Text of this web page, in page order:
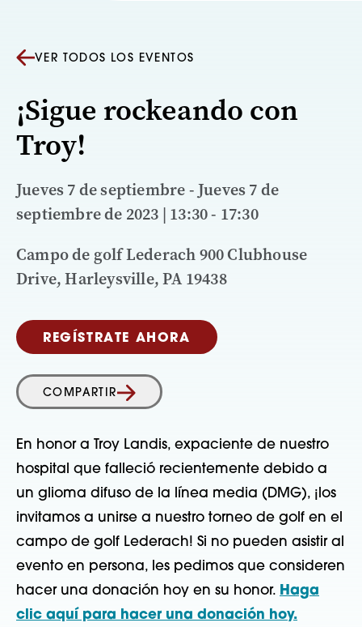
VER TODOS LOS EVENTOS
¡Sigue rockeando con
Troy!
Jueves 7 de septiembre - Jueves 7 de
septiembre de 2023 | 13:30 - 17:30
Campo de golf Lederach 900 Clubhouse
Drive, Harleysville, PA 19438
REGÍSTRATE AHORA
COMPARTIR
En honor a Troy Landis, expaciente de nuestro
hospital que falleció recientemente debido a
un glioma difuso de la línea media (DMG), ¡los
invitamos a unirse a nuestro torneo de golf en el
campo de golf Lederach! Si no pueden asistir al
evento en persona, les pedimos que consideren
hacer una donación hoy en su honor. Haga
clic aquí para hacer una donación hoy.